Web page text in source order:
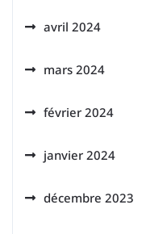
avril 2024
mars 2024
février 2024
janvier 2024
décembre 2023